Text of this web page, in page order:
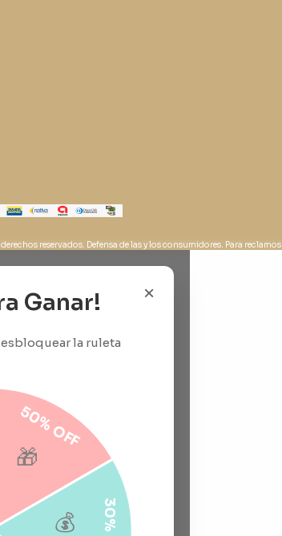
reservados. Defensa de las y los consumidores. Para reclamos
×
Ganar!
la ruleta
50% OFF
🎁
💰